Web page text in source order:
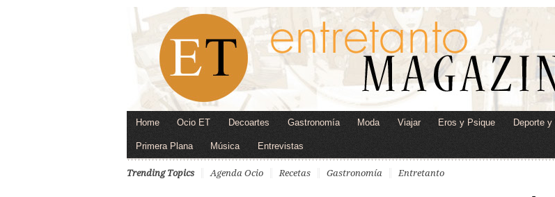
Home Ocio ET Decoartes Gastronomía Moda Viajar Eros y Psique Deporte y
Primera Plana Música Entrevistas
Trending Topics Agenda Ocio Recetas Gastronomía Entretanto